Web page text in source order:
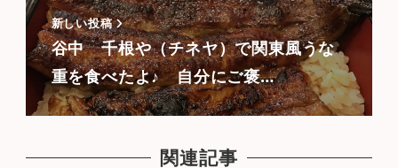
新しい投稿
谷中 千根や（チネヤ）で関東風うな
重を食べたよ♪ 自分にご褒…
関連記事